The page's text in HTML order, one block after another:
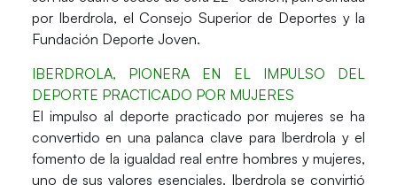
por Iberdrola, el Consejo Superior de Deportes y la
Fundación Deporte Joven.
IBERDROLA, PIONERA EN EL IMPULSO DEL
DEPORTE PRACTICADO POR MUJERES
El impulso al deporte practicado por mujeres se ha
convertido en una palanca clave para Iberdrola y el
fomento de la igualdad real entre hombres y mujeres,
uno de sus valores esenciales. Iberdrola se convirtió